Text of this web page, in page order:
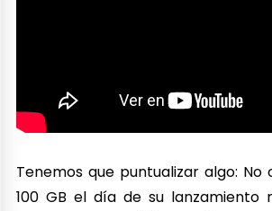
Tenemos que puntualizar algo:
100 GB el día de su lanzamiento